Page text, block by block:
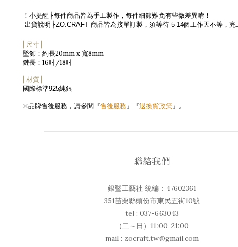
！小提醒 ⎬每件商品皆為手工製作，每件細節難免有些微差異唷！
出貨說明 ⎬ZO.CRAFT 商品皆為接單訂製，須等待 5-14個工作天不等，
⎜尺寸⎟
墜飾：約長20mm x 寬8mm
鏈長： 16吋/18吋
⎜材質⎟
國際標準925純銀
※品牌售後服務，請參閱『售後服務』『退換貨政策』 。
聯絡我們
銀鑿工藝社 統編：47602361
351苗栗縣頭份市東民五街10號
tel : 037-663043
（二～日）11:00-21:00
mail : zocraft.tw@gmail.com